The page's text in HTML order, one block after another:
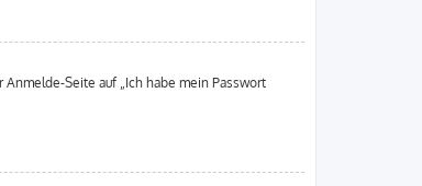
Seite auf „Ich habe mein Passwort